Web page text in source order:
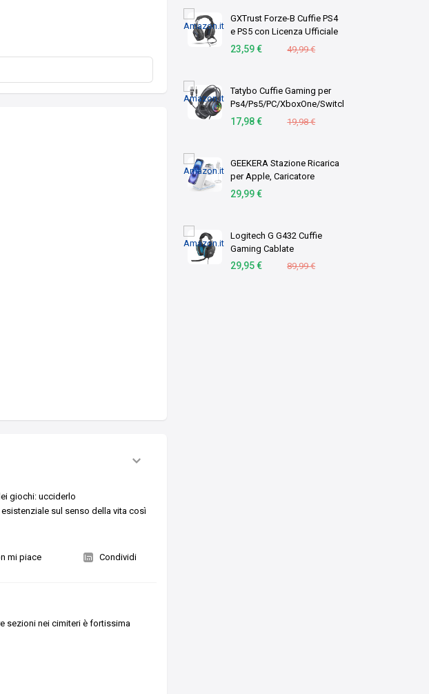
GXTrust Forze-B Cuffie PS4
e PS5 con Licenza Ufficiale
PlayStation, Nero
23,59 € 49,99 €
Tatybo Cuffie Gaming per
Ps4/Ps5/PC/XboxOne/Switch,
Cuffie con Microfono
17,98 € 19,98 €
GEEKERA Stazione Ricarica
per Apple, Caricatore
Wireless per iPhone
29,99 €
Logitech G G432 Cuffie
Gaming Cablate
29,95 € 89,99 €
giochi: ucciderlo
sul senso della vita così
mi piace Condividi
sezioni nei cimiteri è fortissima